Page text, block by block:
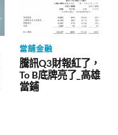
當舖金融
騰訊Q3財報紅了，
To B底牌亮了_高雄
當鋪